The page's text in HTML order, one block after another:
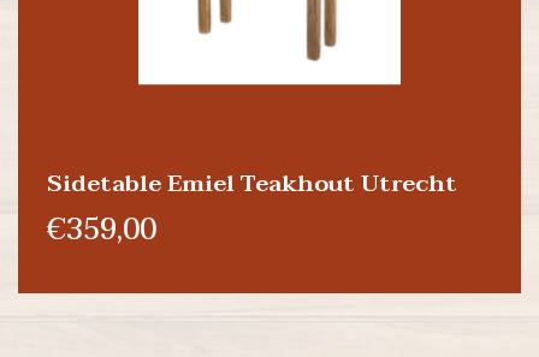
Sidetable Emiel Teakhout Utrecht
€359,00